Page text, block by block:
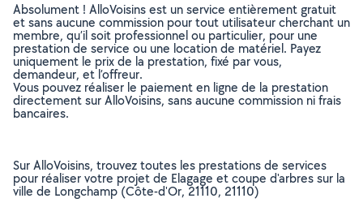
Absolument ! AlloVoisins est un service entièrement gratuit
et sans aucune commission pour tout utilisateur cherchant un
membre, qu’il soit professionnel ou particulier, pour une
prestation de service ou une location de matériel. Payez
uniquement le prix de la prestation, fixé par vous,
demandeur, et l’offreur.
Vous pouvez réaliser le paiement en ligne de la prestation
directement sur AlloVoisins, sans aucune commission ni frais
bancaires.
Sur AlloVoisins, trouvez toutes les prestations de services
pour réaliser votre projet de Elagage et coupe d'arbres sur la
ville de Longchamp (Côte-d'Or, 21110, 21110)